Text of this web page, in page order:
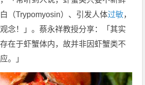
（Trypomyosin）、引发人体过敏，
念！」。蔡永祥教授分享：「其实
在于虾蟹体内，故并非因虾蟹类不
。」